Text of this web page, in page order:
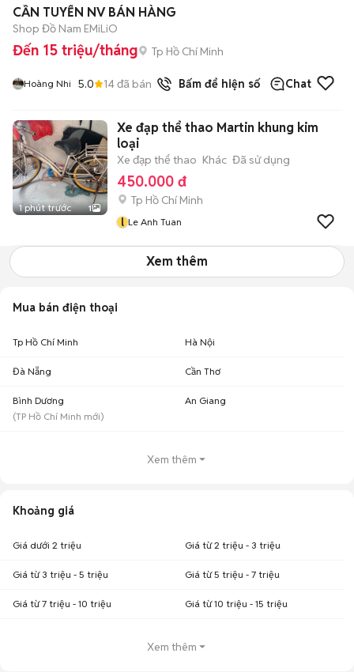
CẦN TUYỂN NV BÁN HÀNG
Shop Đồ Nam EMiLiO
Đến 15 triệu/tháng Tp Hồ Chí Minh
Hoàng Nhi 5.0 14đã bán Bấm để hiện số Chat
1 phút trước 1
Xe đạp thể thao Martin khung kim
loại
Xe đạp thể thao Khác Đã sử dụng
450.000 đ
Tp Hồ Chí Minh
l Le Anh Tuan
Xem thêm
Mua bán điện thoại
Tp Hồ Chí Minh Hà Nội
Đà Nẵng Cần Thơ
Bình Dương
(TP Hồ Chí Minh mới)
An Giang
Xem thêm
Khoảng giá
Giá dưới 2 triệu Giá từ 2 triệu - 3 triệu
Giá từ 3 triệu - 5 triệu Giá từ 5 triệu - 7 triệu
Giá từ 7 triệu - 10 triệu Giá từ 10 triệu - 15 triệu
Xem thêm